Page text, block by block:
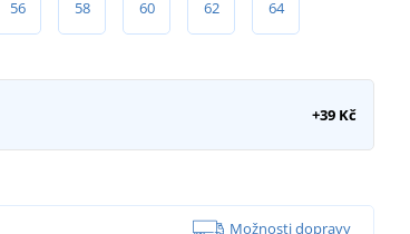
56 58 60 62 64
+39 Kč
Možnosti dopravy